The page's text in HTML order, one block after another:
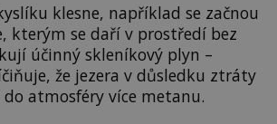
klesne, například se začnou
kterým se daří v prostředí bez
účinný skleníkový plyn –
že jezera v důsledku ztráty
atmosféry více metanu.